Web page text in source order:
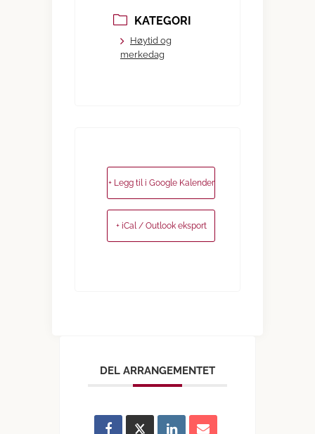
KATEGORI
Høytid og
merkedag
+ Legg til i Google Kalender
+ iCal / Outlook eksport
DEL ARRANGEMENTET